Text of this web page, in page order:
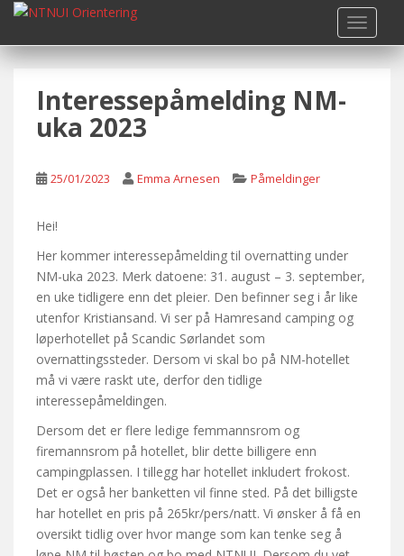
i
Interessepåmelding NM-
uka 2023
25/01/2023 Emma Arnesen Påmeldinger
Hei!
Her kommer interessepåmelding til overnatting under
NM-uka 2023. Merk datoene: 31. august – 3. september,
en uke tidligere enn det pleier. Den befinner seg i år like
utenfor Kristiansand. Vi ser på Hamresand camping og
løperhotellet på Scandic Sørlandet som
overnattingssteder. Dersom vi skal bo på NM-hotellet
må vi være raskt ute, derfor den tidlige
interessepåmeldingen.
Dersom det er flere ledige femmannsrom og
firemannsrom på hotellet, blir dette billigere enn
campingplassen. I tillegg har hotellet inkludert frokost.
Det er også her banketten vil finne sted. På det billigste
har hotellet en pris på 265kr/pers/natt. Vi ønsker å få en
oversikt tidlig over hvor mange som kan tenke seg å